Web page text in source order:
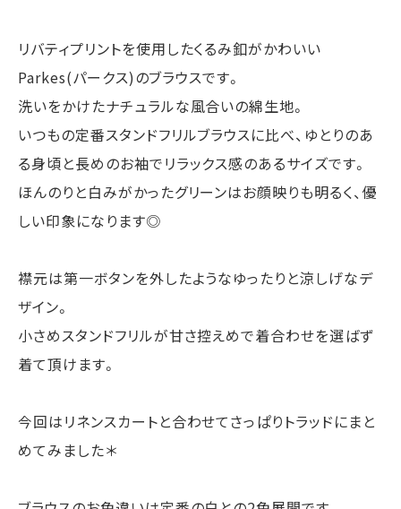
リバティプリントを使用したくるみ釦がかわいい
Parkes(パークス)のブラウスです。
洗いをかけたナチュラルな風合いの綿生地。
いつもの定番スタンドフリルブラウスに比べ、ゆとりのあ
る身頃と長めのお袖でリラックス感のあるサイズです。
ほんのりと白みがかったグリーンはお顔映りも明るく、優
しい印象になります◎
襟元は第一ボタンを外したようなゆったりと涼しげなデ
ザイン。
小さめスタンドフリルが甘さ控えめで着合わせを選ばず
着て頂けます。
今回はリネンスカートと合わせてさっぱりトラッドにまと
めてみました＊